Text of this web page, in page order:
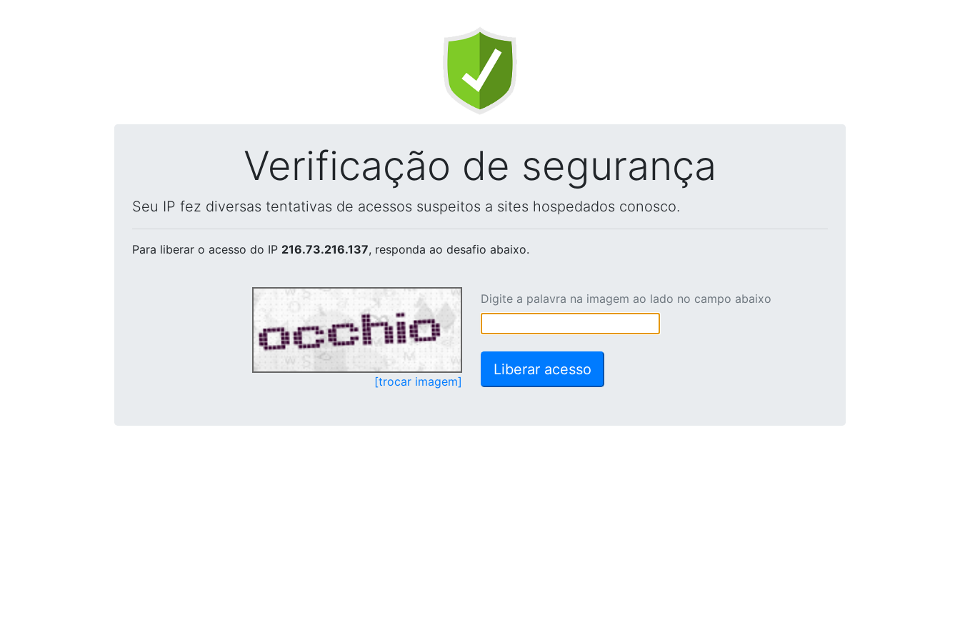
Verificação de segurança
Seu IP fez diversas tentativas de acessos suspeitos a sites hospedados conosco.
Para liberar o acesso do IP 216.73.216.137, responda ao desafio abaixo.
[trocar imagem]
Digite a palavra na imagem ao lado no campo abaixo